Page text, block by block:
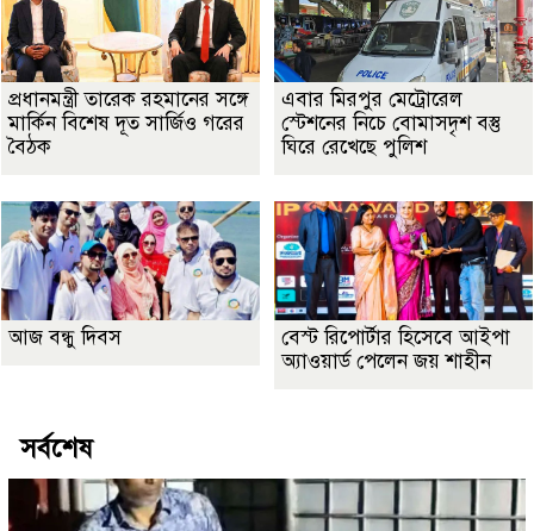
প্রধানমন্ত্রী তারেক রহমানের সঙ্গে
মার্কিন বিশেষ দূত সার্জিও গরের
বৈঠক
এবার মিরপুর মেট্রোরেল
স্টেশনের নিচে বোমাসদৃশ বস্তু
ঘিরে রেখেছে পুলিশ
আজ বন্ধু দিবস
বেস্ট রিপোর্টার হিসেবে আইপা
অ্যাওয়ার্ড পেলেন জয় শাহীন
সর্বশেষ